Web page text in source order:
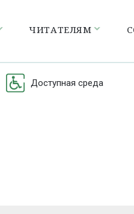
ЧИТАТЕЛЯМ
Доступная среда